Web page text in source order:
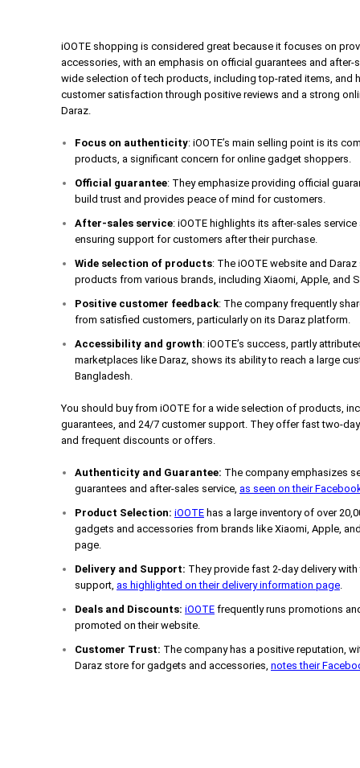
iOOTE shopping is considered great because it focuses on
accessories, with an emphasis on official guarantees and
wide selection of tech products, including top-rated items, and
customer satisfaction through positive reviews and a strong
Daraz.
Focus on authenticity: iOOTE’s main selling point is its
products, a significant concern for online gadget shoppers.
Official guarantee: They emphasize providing official
build trust and provides peace of mind for customers.
After-sales service: iOOTE highlights its after-sales
ensuring support for customers after their purchase.
Wide selection of products: The iOOTE website and
products from various brands, including Xiaomi, Apple, and
Positive customer feedback: The company frequently
from satisfied customers, particularly on its Daraz platform.
Accessibility and growth: iOOTE’s success, partly
marketplaces like Daraz, shows its ability to reach a large
Bangladesh.
You should buy from iOOTE for a wide selection of products,
guarantees, and 24/7 customer support. They offer fast two-
and frequent discounts or offers.
Authenticity and Guarantee: The company emphasizes
guarantees and after-sales service, as seen on their
Product Selection: iOOTE has a large inventory of over
gadgets and accessories from brands like Xiaomi, Apple,
page.
Delivery and Support: They provide fast 2-day delivery
support, as highlighted on their delivery information page
Deals and Discounts: iOOTE frequently runs promotions
promoted on their website.
Customer Trust: The company has a positive reputation,
Daraz store for gadgets and accessories, notes their